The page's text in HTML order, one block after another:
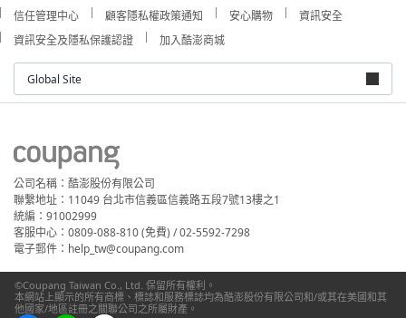
信任管理中心
顧客隱私權政策通知 安心購物
資訊安全
資訊安全及隱私保護認證
加入酷澎商城
Global Site
公司名稱：酷澎股份有限公司
聯繫地址：11049 台北市信義區信義路五段7號13樓之1
統編：91002999
客服中心：0809-088-810 (免費) / 02-5592-7298
電子郵件：help_tw@coupang.com
©Coupang Taiwan Co., Ltd. 保留所有權利。
本網站上顯示的所有商標、標誌和服務標誌均為酷澎股份有限公司和/或其在美國和其
他國家/地區註冊之關聯公司之所屬財產。